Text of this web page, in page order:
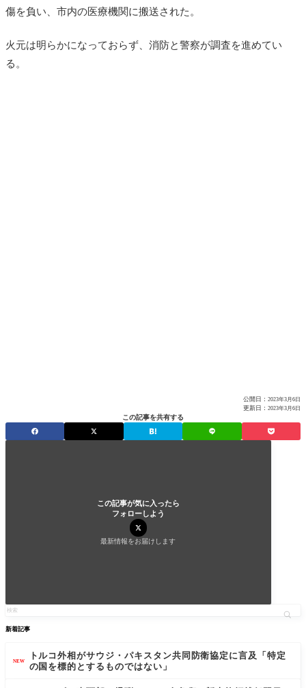
傷を負い、市内の医療機関に搬送された。
火元は明らかになっておらず、消防と警察が調査を進めてい
る。
公開日： 2023年3月6日
更新日： 2023年3月6日
この記事を共有する
この記事が気に入ったら
フォローしよう
最新情報をお届けします
新着記事
NEW
トルコ外相がサウジ・パキスタン共同防衛協定に言及「特定
の国を標的とするものではない」